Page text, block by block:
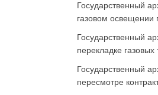
Государственный
газовом освещении
Государственный
перекладке
Государственный
пересмотре